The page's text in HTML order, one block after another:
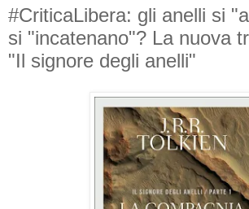
#CriticaLibera: gli anelli si
si "incatenano"? La nuova
"Il signore degli anelli"